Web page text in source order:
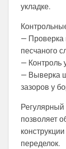
укладке.
— Проверка
песчаного
— Контроль
— Выверка
зазоров у
Регулярный
позволяет
переделок.